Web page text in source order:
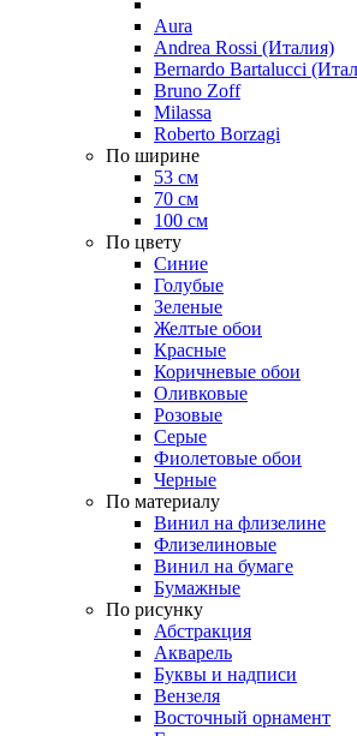
Aura
Andrea Rossi (Италия)
Bernardo Bartalucci
Bruno Zoff
Milassa
Roberto Borzagi
По ширине
53 см
70 см
100 см
По цвету
Синие
Голубые
Зеленые
Желтые обои
Красные
Коричневые обои
Оливковые
Розовые
Серые
Фиолетовые обои
Черные
По материалу
Винил на флизелине
Флизелиновые
Винил на бумаге
Бумажные
По рисунку
Абстракция
Акварель
Буквы и надписи
Вензеля
Восточный орнамент